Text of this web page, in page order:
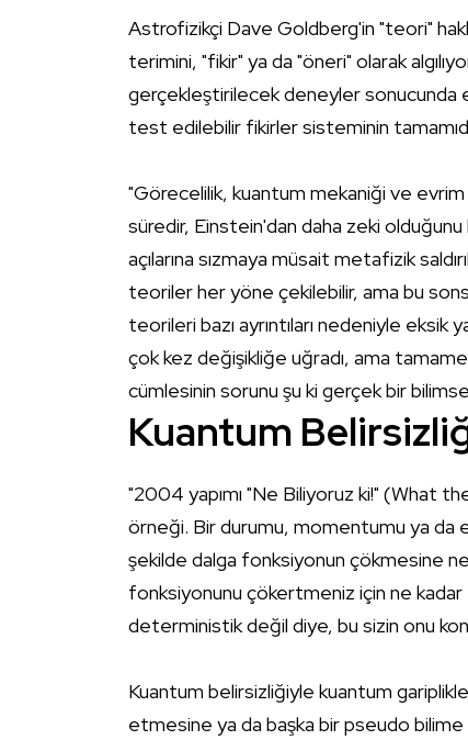
Astrofizikçi Dave Goldberg'in "teori"
terimini, "fikir" ya da "öneri" olarak
gerçekleştirilecek deneyler sonucunda
test edilebilir fikirler sisteminin
"Görecelilik, kuantum mekaniği ve evrim
süredir, Einstein'dan daha zeki olduğunu
açılarına sızmaya müsait metafizik
teoriler her yöne çekilebilir, ama bu
teorileri bazı ayrıntıları nedeniyle eksik
çok kez değişikliğe uğradı, ama
cümlesinin sorunu şu ki gerçek bir
Kuantum
"2004 yapımı "Ne Biliyoruz ki!" (What
örneği. Bir durumu, momentumu ya
şekilde dalga fonksiyonun çökmesine
fonksiyonunu çökertmeniz için ne
deterministik değil diye, bu sizin onu
Kuantum belirsizliğiyle kuantum
etmesine ya da başka bir pseudo